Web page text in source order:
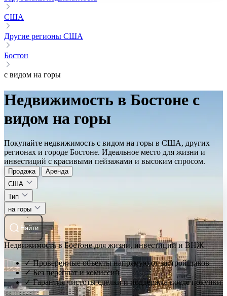
США
Другие регионы США
Бостон
с видом на горы
Недвижимость в Бостоне с
видом на горы
Покупайте недвижимость с видом на горы в США, других
регионах и городе Бостоне. Идеальное место для жизни и
инвестиций с красивыми пейзажами и высоким спросом.
Продажа
Аренда
США
Тип
на горы
Найти
Недвижимость в Бостоне для жизни, инвестиций и ВНЖ
✓ Проверенные объекты напрямую от застройщиков
✓ Без переплат и комиссий
✓ Гарантия чистоты сделки и поддержка после покупки